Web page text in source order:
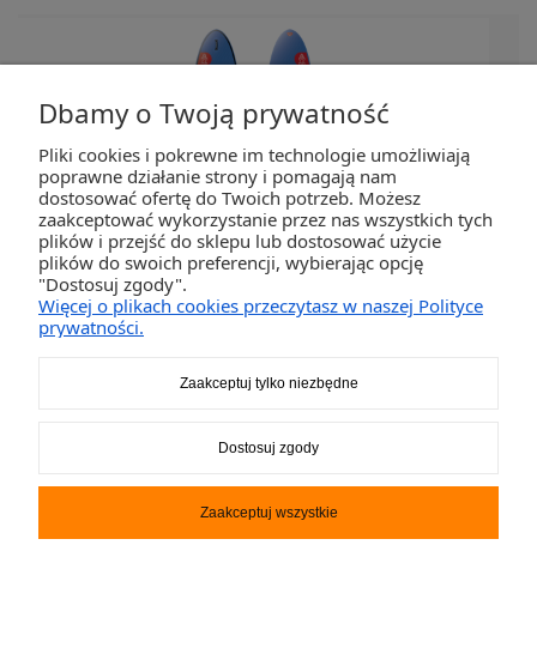
Deska SUP Double Chamber
Deluxe iGO 12 x 33 Starboard
Dbamy o Twoją prywatność
Pliki cookies i pokrewne im technologie umożliwiają
poprawne działanie strony i pomagają nam
dostosować ofertę do Twoich potrzeb. Możesz
zaakceptować wykorzystanie przez nas wszystkich tych
plików i przejść do sklepu lub dostosować użycie
plików do swoich preferencji, wybierając opcję
"Dostosuj zgody".
Więcej o plikach cookies przeczytasz w naszej Polityce
prywatności.
Zaakceptuj tylko niezbędne
Dostosuj zgody
Zaakceptuj wszystkie